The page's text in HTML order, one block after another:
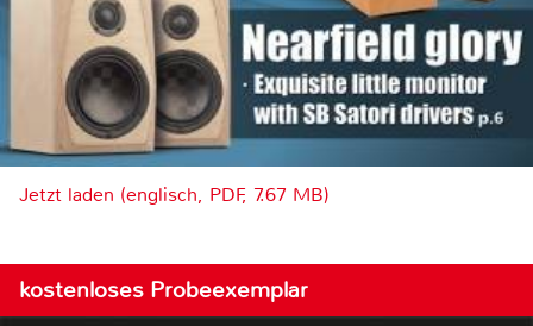
Jetzt laden (englisch, PDF, 7.67 MB)
kostenloses Probeexemplar